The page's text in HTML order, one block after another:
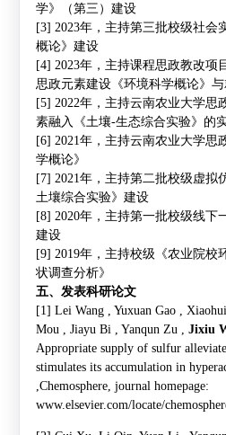
学》（第三）建设
[3] 2023年， 主持第三批校级社会
概论》建设
[4] 2023年， 主持课程思政教改项
思政元素建设《环境科学概论》
[5] 2022年， 主持云南农业大学思
素融入《土壤-生态综合实验》的
[6] 2021年， 主持云南农业大学思
学概论》
[7] 2021年， 主持第二批校级虚拟
土壤综合实验》建设
[8] 2020年， 主持第一批校级线下
建设
[9] 2019年， 主持校级《农业院校
状调查分析》
五、发表科研论文
[1] Lei Wang , Yuxuan Gao
,
Mou , Jiayu Bi , Yanqun Zu ,
Jixiu
Appropriate supply of sulfur
stimulates its accumulation in
,Chemosphere, journal homepage:
www.elsevier.com/locate/